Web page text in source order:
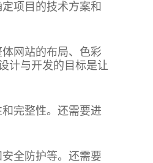
项目的技术方案和
网站的布局、色彩
计与开发的目标是让
完整性。还需要进
全防护等。还需要